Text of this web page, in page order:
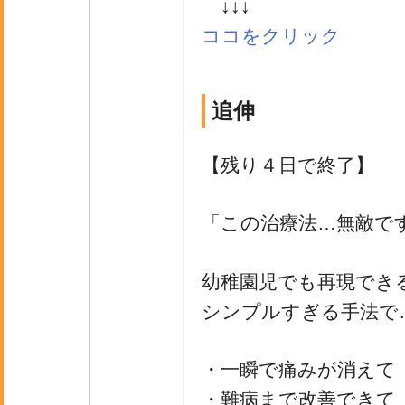
↓↓↓
ココをクリック
追伸
【残り４日で終了】
「この治療法…無敵で
幼稚園児でも再現でき
シンプルすぎる手法
・一瞬で痛みが消えて
・難病まで改善できて